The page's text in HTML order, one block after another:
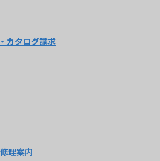
カタログ請求
理案内